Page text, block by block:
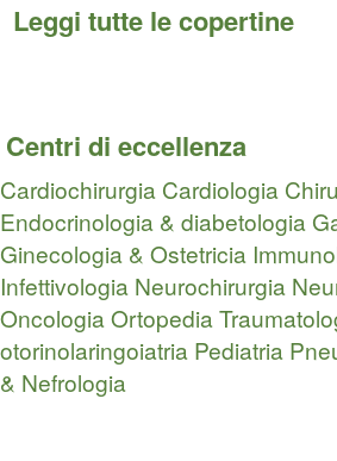
Leggi tutte le copertine
Centri di eccellenza
Cardiochirurgia Cardiologia
Endocrinologia & diabetologia
Ginecologia & Ostetricia
Infettivologia Neurochirurgia
OncologiaOrtopedia
otorinolaringoiatria Pediatria
& Nefrologia